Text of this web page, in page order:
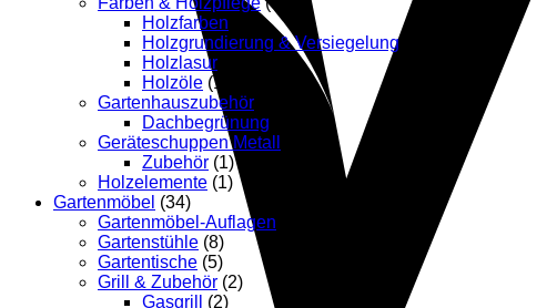
Holzfarben
Holzgrundierung & Versiegelung
Holzlasur
Holzöle (15)
Gartenhauszubehör
Dachbegrünung
Geräteschuppen Metall
Zubehör (1)
Holzelemente (1)
Gartenmöbel (34)
Gartenmöbel-Auflagen
Gartenstühle (8)
Gartentische (5)
Grill & Zubehör (2)
Gasgrill
(2)